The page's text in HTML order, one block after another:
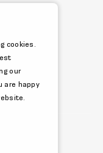
cookies.
our
are happy